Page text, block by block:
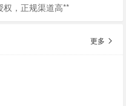
，正规渠道高**
更多